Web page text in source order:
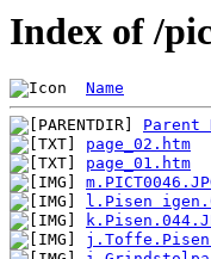
Index of /
Name
Parent
page_02.htm
page_01.htm
l.Pisen